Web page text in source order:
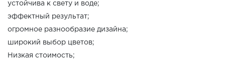
устойчива к свету и воде;
эффектный результат;
огромное разнообразие дизайна;
широкий выбор цветов;
Низкая стоимость;